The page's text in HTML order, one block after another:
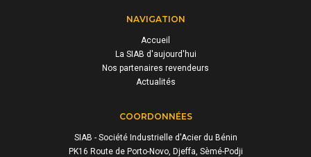
NAVIGATION
Accueil
La SIAB d'aujourd'hui
Nos partenaires revendeurs
Actualités
COORDONNÉES
SIAB - Société Industrielle d'Acier du Bénin
PK16 Route de Porto-Novo, Djeffa, Sèmé-Podji